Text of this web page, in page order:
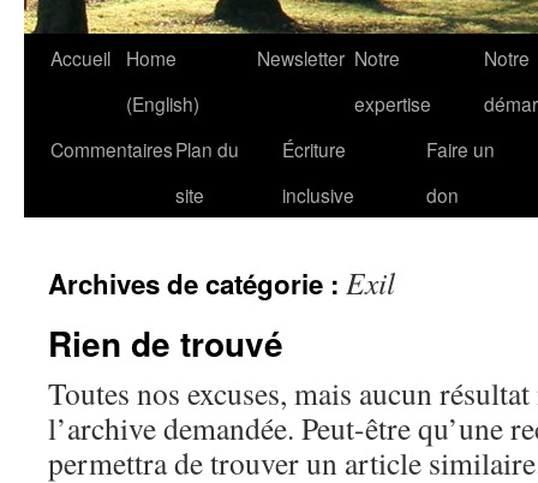
Aller
contenu
Accueil
Home
(English)
Newsletter Notre
expertise
Notre
CommentairesPlan du
site
Écriture
inclusive
Faire un
don
Archives de catégorie : Exil
Rien de trouvé
Toutes nos excuses, mais aucun
l’archive demandée. Peut-être qu’une
permettra de trouver un article